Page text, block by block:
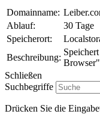
Domainname:
Ablauf:
30 Tage
Speicherort:
Beschreibung:
Schließen
Suchbegriffe
Drücken Sie die